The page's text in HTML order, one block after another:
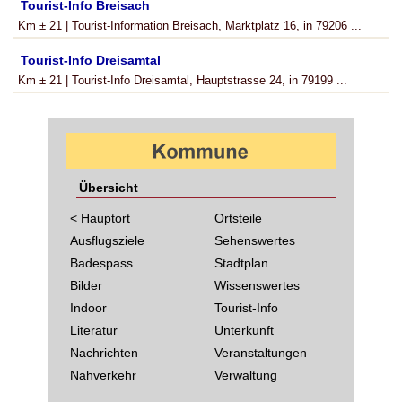
Tourist-Info Breisach
Km ± 21 | Tourist-Information Breisach, Marktplatz 16, in 79206 ...
Tourist-Info Dreisamtal
Km ± 21 | Tourist-Info Dreisamtal, Hauptstrasse 24, in 79199 ...
Übersicht
< Hauptort
Ausflugsziele
Badespass
Bilder
Indoor
Literatur
Nachrichten
Nahverkehr
Ortsteile
Sehenswertes
Stadtplan
Wissenswertes
Tourist-Info
Unterkunft
Veranstaltungen
Verwaltung